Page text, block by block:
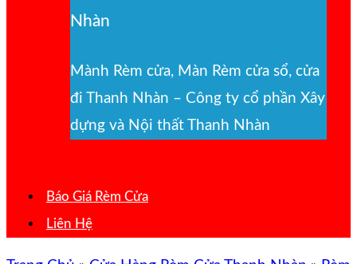
Nhàn
Mành Rèm cửa, Màn Rèm cửa sổ, cửa
đi Thanh Nhàn – Công ty cổ phần Xây
dựng và Nội thất Thanh Nhàn
Báo Giá Rèm Cửa
Liên Hệ